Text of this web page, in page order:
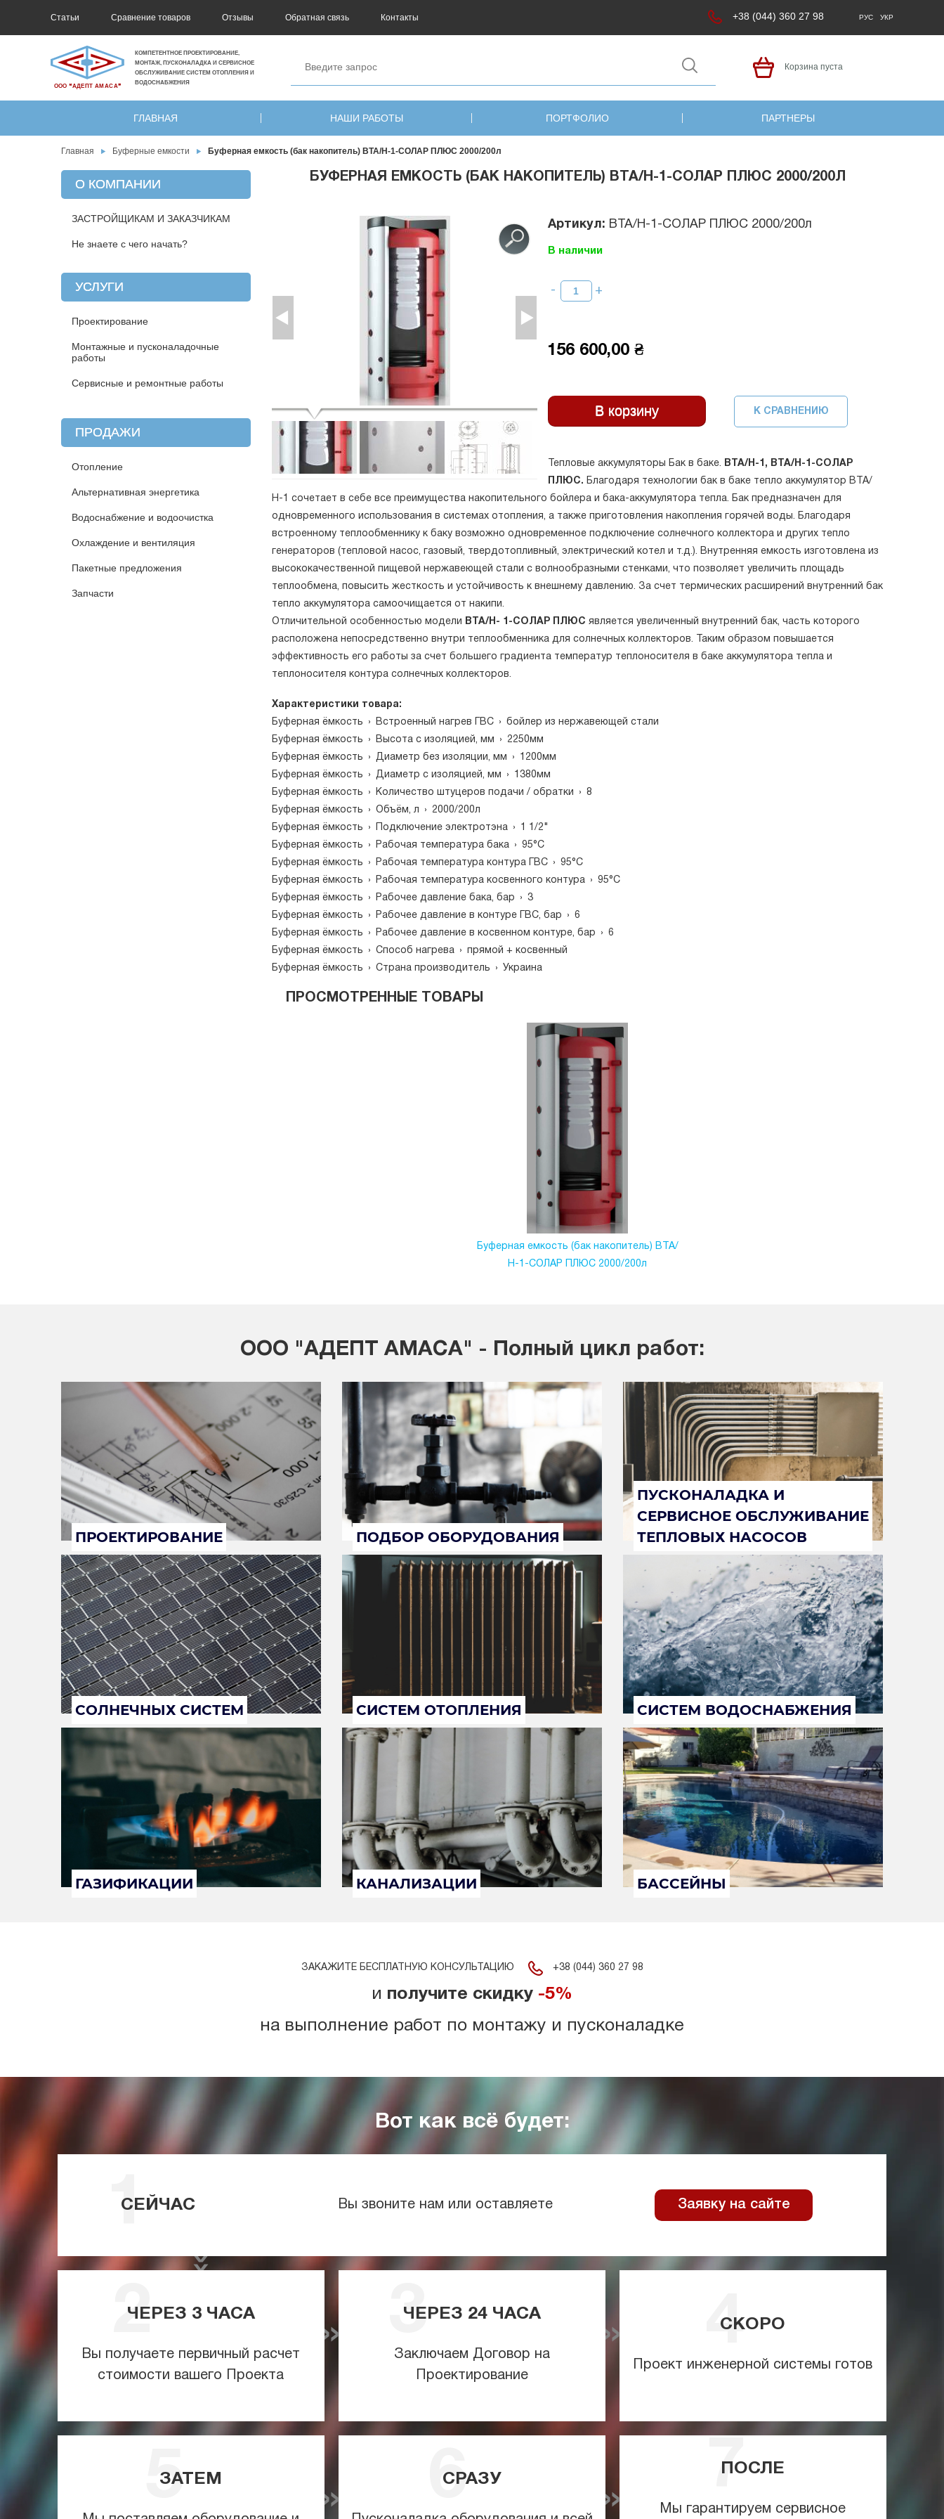
Статьи Сравнение товаров Отзывы Обратная связь Контакты +38 (044) 360 27 98 РУС УКР
ООО ❝АДЕПТ АМАСА❞
КОМПЕТЕНТНОЕ ПРОЕКТИРОВАНИЕ,
МОНТАЖ, ПУСКОНАЛАДКА И СЕРВИСНОЕ
ОБСЛУЖИВАНИЕ СИСТЕМ ОТОПЛЕНИЯ И
ВОДОСНАБЖЕНИЯ
Корзина пуста
ГЛАВНАЯ НАШИ РАБОТЫ ПОРТФОЛИО ПАРТНЕРЫ
Главная Буферные емкости Буферная емкость (бак накопитель) ВТА/Н-1-СОЛАР ПЛЮС 2000/200л
БУФЕРНАЯ ЕМКОСТЬ (БАК НАКОПИТЕЛЬ) ВТА/Н-1-СОЛАР ПЛЮС 2000/200Л
Артикул: ВТА/Н-1-СОЛАР ПЛЮС 2000/200л
156 600,00 ₴
К СРАВНЕНИЮ
В наличии
Тепловые аккумуляторы Бак в баке.
ВТА/Н-1, ВТА/Н-1-СОЛАР
ПЛЮС. Благодаря технологии бак в баке тепло аккумулятор ВТА/
Н-1 сочетает в себе все преимущества накопительного бойлера и бака-аккумулятора тепла. Бак предназначен для
одновременного использования в системах отопления, а также приготовления накопления горячей воды. Благодаря
встроенному теплообменнику к баку возможно одновременное подключение солнечного коллектора и других тепло
генераторов (тепловой насос, газовый, твердотопливный, электрический котел и т.д.). Внутренняя емкость изготовлена из
высококачественной пищевой нержавеющей стали с волнообразными стенками, что позволяет увеличить площадь
теплообмена, повысить жесткость и устойчивость к внешнему давлению. За счет термических расширений внутренний бак
тепло аккумулятора самоочищается от накипи.
Отличительной особенностью модели
ВТА/Н- 1-СОЛАР ПЛЮС является увеличенный внутренний бак, часть которого
расположена непосредственно внутри теплообменника для солнечных коллекторов. Таким образом повышается
эффективность его работы за счет большего градиента температур теплоносителя в баке аккумулятора тепла и
теплоносителя контура солнечных коллекторов.
Характеристики товара:
Буферная ёмкость
› Встроенный нагрев ГВС ›
бойлер из нержавеющей стали
Буферная ёмкость
› Высота с изоляцией, мм ›
2250мм
Буферная ёмкость
› Диаметр без изоляции, мм ›
1200мм
Буферная ёмкость
› Диаметр с изоляцией, мм ›
1380мм
Буферная ёмкость
› Количество штуцеров подачи / обратки ›
8
Буферная ёмкость
› Объём, л ›
2000/200л
Буферная ёмкость
› Подключение электротэна ›
1 1/2"
Буферная ёмкость
› Рабочая температура бака ›
95°С
Буферная ёмкость
› Рабочая температура контура ГВС ›
95°С
Буферная ёмкость
› Рабочая температура косвенного контура ›
95°С
Буферная ёмкость
› Рабочее давление бака, бар ›
3
Буферная ёмкость
› Рабочее давление в контуре ГВС, бар ›
6
Буферная ёмкость
› Рабочее давление в косвенном контуре, бар ›
6
Буферная ёмкость
› Способ нагрева ›
прямой + косвенный
Буферная ёмкость
› Страна производитель › Украина
ПРОСМОТРЕННЫЕ ТОВАРЫ
Буферная емкость (бак накопитель) ВТА/
Н-1-СОЛАР ПЛЮС 2000/200л
О КОМПАНИИ
ЗАСТРОЙЩИКАМ И ЗАКАЗЧИКАМ
Не знаете с чего начать?
УСЛУГИ
Проектирование
Монтажные и пусконаладочные
работы
Сервисные и ремонтные работы
ПРОДАЖИ
Отопление
Альтернативная энергетика
Водоснабжение и водоочистка
Охлаждение и вентиляция
Пакетные предложения
Запчасти
ООО "АДЕПТ АМАСА" - Полный цикл работ:
ПРОЕКТИРОВАНИЕ ПОДБОР ОБОРУДОВАНИЯ
ПУСКОНАЛАДКА И
СЕРВИСНОЕ ОБСЛУЖИВАНИЕ
ТЕПЛОВЫХ НАСОСОВ
СОЛНЕЧНЫХ СИСТЕМ СИСТЕМ ОТОПЛЕНИЯ СИСТЕМ ВОДОСНАБЖЕНИЯ
ГАЗИФИКАЦИИ КАНАЛИЗАЦИИ БАССЕЙНЫ
ЗАКАЖИТЕ БЕСПЛАТНУЮ КОНСУЛЬТАЦИЮ +38 (044) 360 27 98
и получите скидку -5%
на выполнение работ по монтажу и пусконаладке
Вот как всё будет:
СЕЙЧАС Вы звоните нам или оставляете Заявку на сайте
ЧЕРЕЗ 3ЧАСА
Вы получаете первичный расчет
стоимости вашего Проекта
ЧЕРЕЗ 24ЧАСА
Заключаем Договор на
Проектирование
СКОРО
Проект инженерной системы готов
ЗАТЕМ СРАЗУ
ПОСЛЕ
Мы гарантируем сервисное